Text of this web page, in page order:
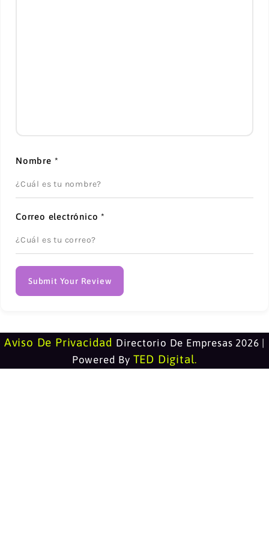
Nombre *
Correo electrónico*
Submit Your Review
Aviso De Privacidad Directorio De Empresas 2026 |
Powered By TED Digital.